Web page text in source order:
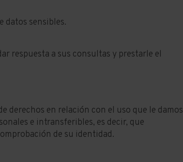
datos sensibles.
respuesta a sus consultas y prestarle el
derechos en relación con el uso que le damos
e intransferibles, es decir, que
de su identidad.